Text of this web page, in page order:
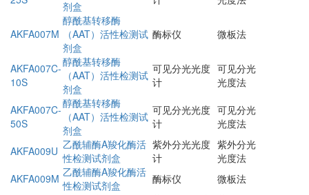
剂盒
AKFA007M
醇酰基转移酶
（AAT）活性检测试
剂盒
酶标仪 微板法
AKFA007C-
10S
醇酰基转移酶
（AAT）活性检测试
剂盒
可见分光光度
计
可见分光
光度法
AKFA007C-
50S
醇酰基转移酶
（AAT）活性检测试
剂盒
可见分光光度
计
可见分光
光度法
AKFA009U 乙酰辅酶A羧化酶活
性检测试剂盒
紫外分光光度
计
紫外分光
光度法
AKFA009M 乙酰辅酶A羧化酶活
性检测试剂盒
酶标仪
微板法